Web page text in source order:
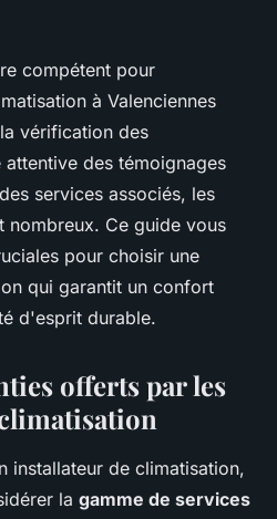
de
à
points
de lecture
compétent pour
à Valenciennes
vérification des
des témoignages
services associés, les
nombreux. Ce guide vous
pour choisir une
qui garantit un confort
d'esprit durable.
offerts par les
installateur de climatisation,
la gamme de services